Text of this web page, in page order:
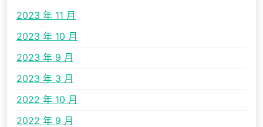
2023 年 11 月
2023 年 10 月
2023 年 9 月
2023 年 3 月
2022 年 10 月
2022 年 9 月